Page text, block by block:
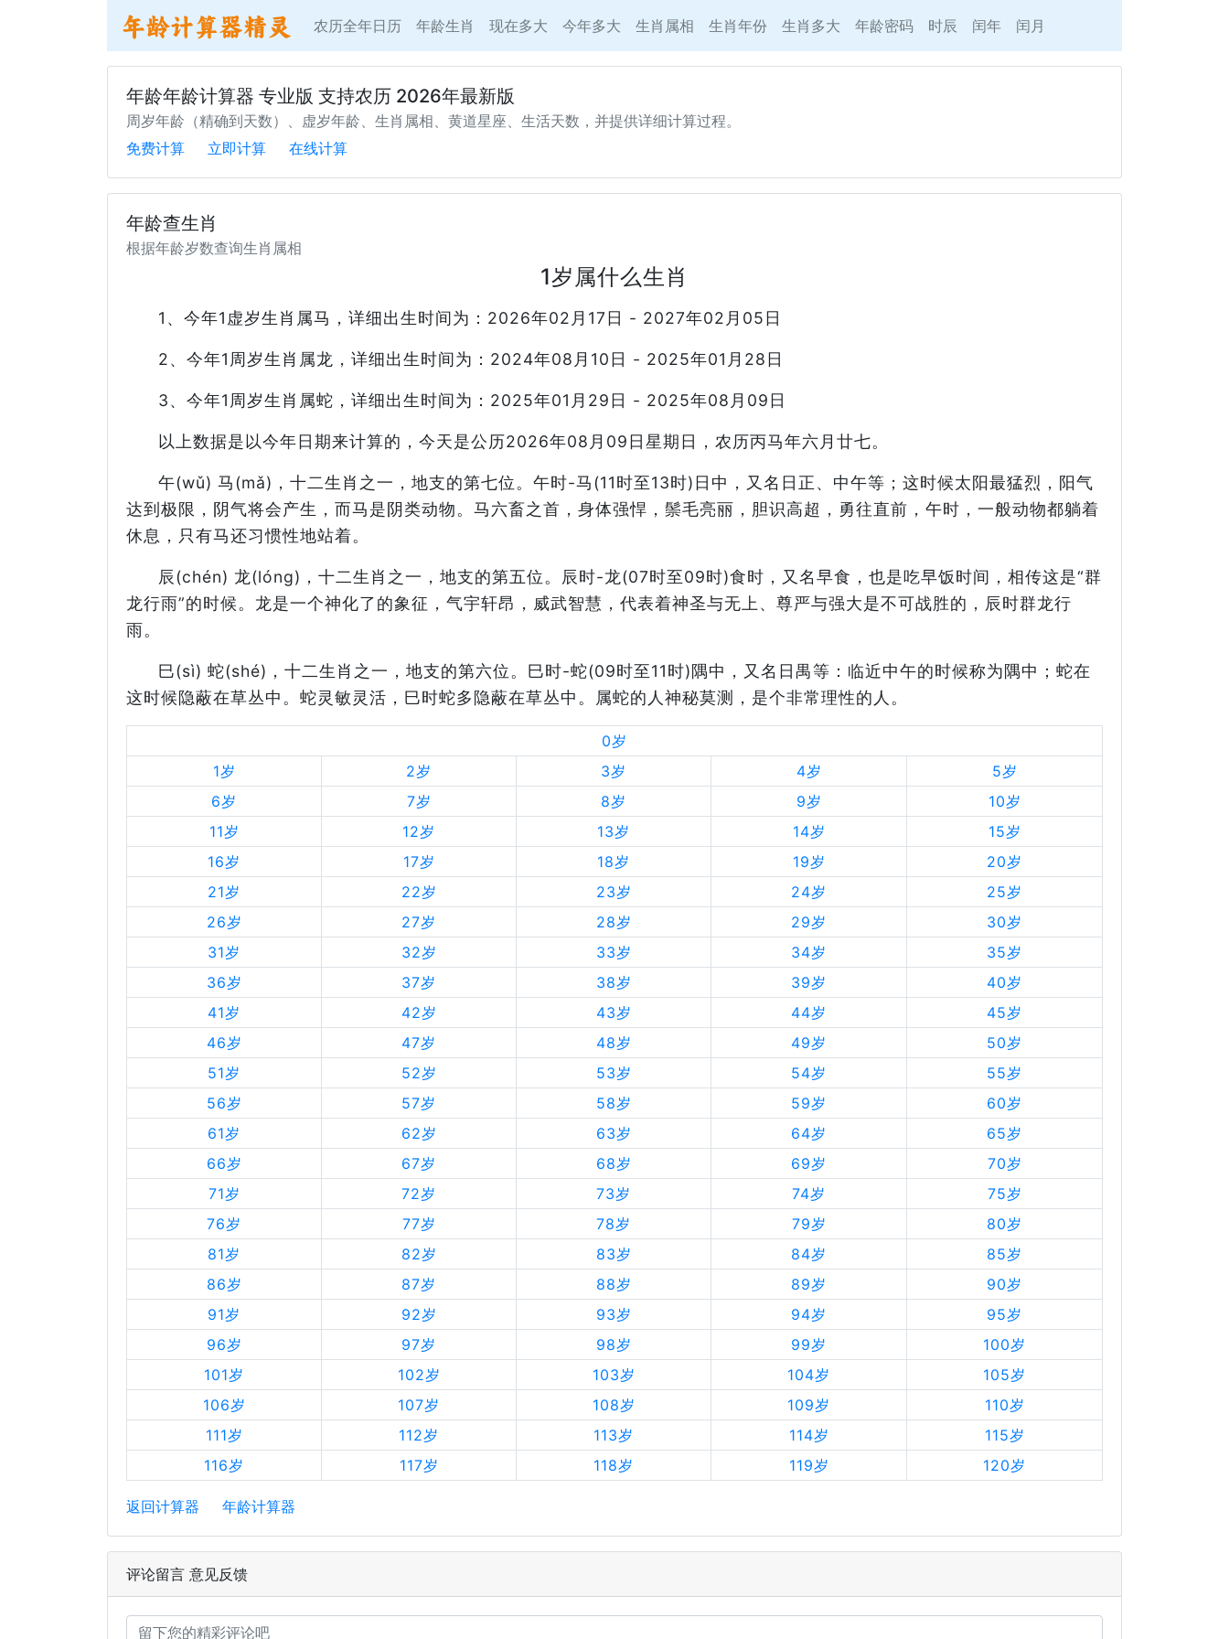
农历全年日历 年龄生肖 现在多大 今年多大 生肖属相 生肖年份 生肖多大 年龄密码 时辰 闰年 闰月
年龄年龄计算器 专业版 支持农历 2026年最新版
周岁年龄（精确到天数）、虚岁年龄、生肖属相、黄道星座、生活天数，并提供详细计算过程。
免费计算
立即计算 在线计算
年龄查生肖
根据年龄岁数查询生肖属相
1岁属什么生肖
1、今年1虚岁生肖属马，详细出生时间为：2026年02月17日 - 2027年02月05日
2、今年1周岁生肖属龙，详细出生时间为：2024年08月10日 - 2025年01月28日
3、今年1周岁生肖属蛇，详细出生时间为：2025年01月29日 - 2025年08月09日
以上数据是以今年日期来计算的，今天是公历2026年08月09日星期日，农历丙马年六月廿七。
午(wǔ) 马(mǎ)，十二生肖之一，地支的第七位。午时-马(11时至13时)日中，又名日正、中午等；这时候太阳最猛烈，阳气
达到极限，阴气将会产生，而马是阴类动物。马六畜之首，身体强悍，鬃毛亮丽，胆识高超，勇往直前，午时，一般动物都躺着
休息，只有马还习惯性地站着。
辰(chén) 龙(lóng)，十二生肖之一，地支的第五位。辰时-龙(07时至09时)食时，又名早食，也是吃早饭时间，相传这是“群
龙行雨”的时候。龙是一个神化了的象征，气宇轩昂，威武智慧，代表着神圣与无上、尊严与强大是不可战胜的，辰时群龙行
雨。
巳(sì) 蛇(shé)，十二生肖之一，地支的第六位。巳时-蛇(09时至11时)隅中，又名日禺等：临近中午的时候称为隅中；蛇在
这时候隐蔽在草丛中。蛇灵敏灵活，巳时蛇多隐蔽在草丛中。属蛇的人神秘莫测，是个非常理性的人。
0岁
1岁
2岁 3岁 4岁
5岁
6岁
7岁 8岁 9岁
10岁
11岁
12岁 13岁 14岁
15岁
16岁
17岁 18岁 19岁
20岁
21岁
22岁 23岁 24岁
25岁
26岁
27岁 28岁 29岁
30岁
31岁
32岁 33岁 34岁
35岁
36岁
37岁 38岁 39岁
40岁
41岁
42岁 43岁 44岁
45岁
46岁
47岁 48岁 49岁
50岁
51岁
52岁 53岁 54岁
55岁
56岁
57岁 58岁 59岁
60岁
61岁
62岁 63岁 64岁
65岁
66岁
67岁 68岁 69岁
70岁
71岁
72岁 73岁 74岁
75岁
76岁
77岁 78岁 79岁
80岁
81岁
82岁 83岁 84岁
85岁
86岁
87岁 88岁 89岁
90岁
91岁
92岁 93岁 94岁
95岁
96岁
97岁 98岁 99岁
100岁
101岁
102岁 103岁 104岁
105岁
106岁
107岁 108岁 109岁
110岁
111岁
112岁 113岁 114岁
115岁
116岁
117岁 118岁 119岁 120岁
返回计算器 年龄计算器
评论留言 意见反馈